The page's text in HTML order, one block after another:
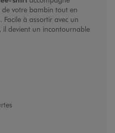
votre bambin tout en
à assortir avec un
devient un incontournable